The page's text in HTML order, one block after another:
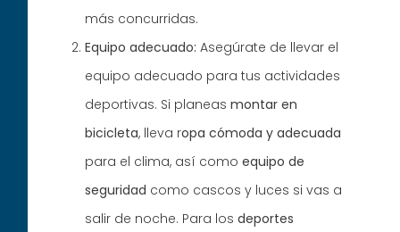
más concurridas.
Equipo adecuado: Asegúrate de llevar el
equipo adecuado para tus actividades
deportivas. Si planeasmontar en
bicicleta, lleva ropa cómoda y adecuada
para el clima, así comoequipo de
seguridad como cascos y luces si vas a
salir de noche. Para losdeportes